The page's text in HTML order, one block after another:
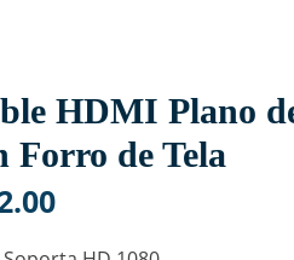
HDMI Plano
Forro de Tela